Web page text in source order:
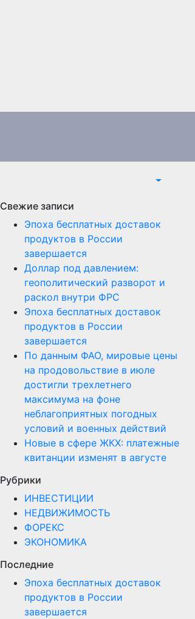
Свежие записи
Эпоха бесплатных доставок
продуктов в России
завершается
Доллар под давлением:
геополитический разворот и
раскол внутри ФРС
Эпоха бесплатных доставок
продуктов в России
завершается
По данным ФАО, мировые цены
на продовольствие в июле
достигли трехлетнего
максимума на фоне
неблагоприятных погодных
условий и военных действий
Новые в сфере ЖКХ: платежные
квитанции изменят в августе
Рубрики
ИНВЕСТИЦИИ
НЕДВИЖИМОСТЬ
ФОРЕКС
ЭКОНОМИКА
Последние
Эпоха бесплатных доставок
продуктов в России
завершается